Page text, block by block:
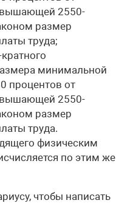
2550-
размер
труда;
минимальной
процентов от
2550-
размер
труда.
физическим
по этим же
чтобы написать